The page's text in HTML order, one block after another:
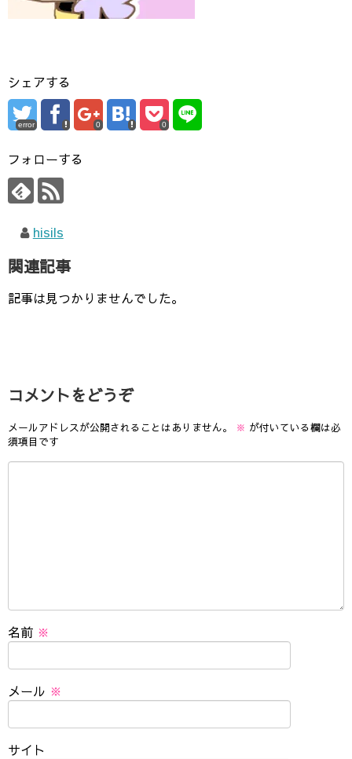
シェアする
error 0 0
フォローする
hisils
関連記事
記事は見つかりませんでした。
コメントをどうぞ
メールアドレスが公開されることはありません。 ※ が付いている欄は必
須項目です
名前 ※
メール ※
サイト